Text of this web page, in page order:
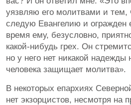
уязвляю его молитвами и тем,
следую Евангелию и огражден
время ему, безусловно,
какой-нибудь грех. Он
но у него нет никакой надежды
человека защищает молитва».
В некоторых епархиях
нет экзорцистов, несмотря на